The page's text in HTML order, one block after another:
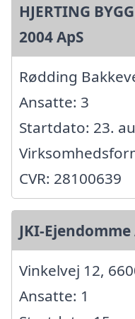
HJERTING
2004 ApS
Rødding
Ansatte: 3
Startdato: 23.
CVR: 28100639
JKI-Ejendomme
Vinkelvej 12,
Ansatte: 1